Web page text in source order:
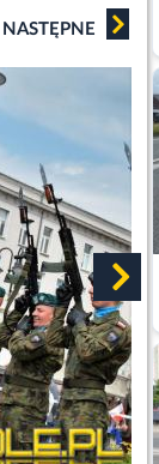
NASTĘPNE